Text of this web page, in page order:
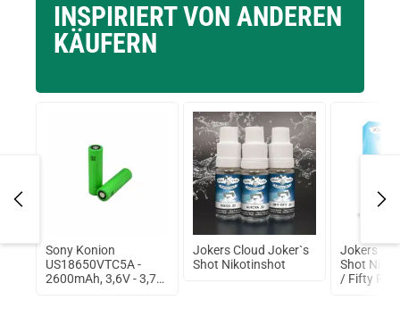
INSPIRIERT VON ANDEREN
KÄUFERN
Sony Konion
US18650VTC5A -
2600mAh, 3,6V - 3,7V
Jokers Cloud Joker`s
Shot Nikotinshot
Jokers
Shot
/ Fifty Fifty